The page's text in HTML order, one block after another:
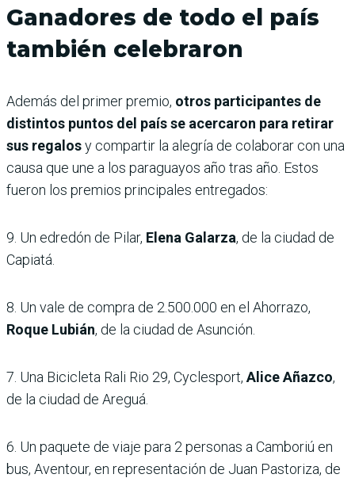
Ganadores de todo el país
también celebraron
Además del primer premio, otros participantes de
distintos puntos del país se acercaron para retirar
sus regalosy compartir la alegría de colaborar con una
causa que une a los paraguayos año tras año. Estos
fueron los premios principales entregados:
9. Un edredón de Pilar, Elena Galarza, de la ciudad de
Capiatá.
8. Un vale de compra de 2.500.000 en el Ahorrazo,
Roque Lubián, de la ciudad de Asunción.
7. Una Bicicleta Rali Rio 29, Cyclesport, Alice Añazco,
de la ciudad de Areguá.
6. Un paquete de viaje para 2 personas a Camboriú en
bus, Aventour, en representación de Juan Pastoriza, de